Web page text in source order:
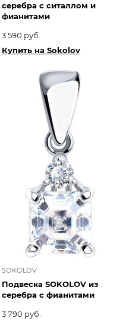
серебра с ситаллом и
фианитами
3 590 руб.
Купить на Sokolov
SOKOLOV
Подвеска SOKOLOV из
серебра с фианитами
3 790 руб.